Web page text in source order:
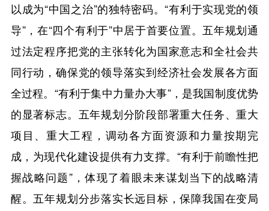
以成为“中国之治”的独特密码。“有利于实现党的领
导”，在“四个有利于”中居于首要位置。五年规划通
过法定程序把党的主张转化为国家意志和全社会共
同行动，确保党的领导落实到经济社会发展各方面
全过程。“有利于集中力量办大事”，是我国制度优势
的显著标志。五年规划分阶段部署重大任务、重大
项目、重大工程，调动各方面资源和力量按期完
成，为现代化建设提供有力支撑。“有利于前瞻性把
握战略问题”，体现了着眼未来谋划当下的战略清
醒。五年规划分步落实长远目标，保障我国在变局